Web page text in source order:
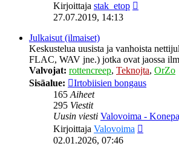
Kirjoittaja stak_etop
27.07.2019, 14:13
Julkaisut (ilmaiset)
Keskustelua uusista ja vanhoista
FLAC, WAV jne.) jotka ovat jaossa
Valvojat: rottencreep, Teknojta, OrZo
Sisäalue:
Irtobiisien bongaus
165Aiheet
295 Viestit
Uusin viesti Valovoima -
Kirjoittaja Valovoima
02.01.2026, 07:46